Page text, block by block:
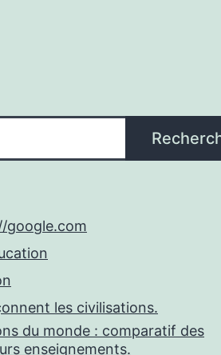
google.com
les civilisations.
du monde : comparatif des
enseignements.